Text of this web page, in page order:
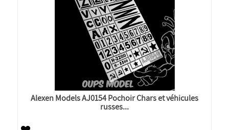
Alexen Models AJ0154 Pochoir Chars et véhicules
russes...